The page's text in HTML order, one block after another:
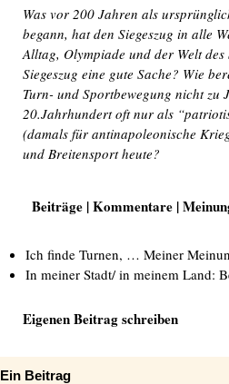
Was vor 200 Jahren als
begann, hat den Siegeszug in alle
Alltag, Olympiade und der Welt
Siegeszug eine gute Sache? Wie
Turn- und Sportbewegung nicht zu
20.Jahrhundert oft nur als
(damals für antinapoleonische
und Breitensport heute?
Beiträge | Kommentare |
Ich finde Turnen, … Meiner
In meiner Stadt/ in meinem Land:
Eigenen Beitrag schreiben
Ein Beitrag